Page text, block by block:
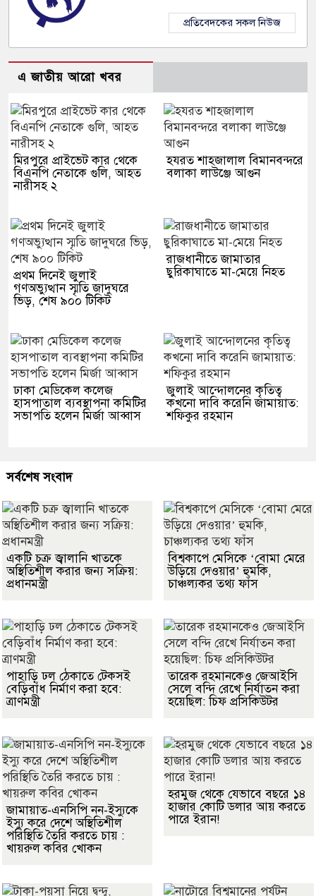
প্রতিবেদকের সকল নিউজ
এ জাতীয় আরো খবর
মিরপুরে প্রাইভেট কার থেকে
বিএনপি নেতাকে গুলি, আহত
নারীসহ ২
হযরত শাহজালাল বিমানবন্দরে
বলাকা লাউঞ্জে আগুন
প্রথম দিনেই জুলাই
গণঅভ্যুত্থান স্মৃতি জাদুঘরে
ভিড়, শেষ ৯০০ টিকিট
রাজধানীতে জামাতার
ছুরিকাঘাতে মা-মেয়ে নিহত
ঢাকা মেডিকেল কলেজ
হাসপাতাল ব্যবস্থাপনা কমিটির
সভাপতি হলেন মির্জা আব্বাস
জুলাই আন্দোলনের কৃতিত্ব
কখনো দাবি করেনি জামায়াত:
শফিকুর রহমান
সর্বশেষ সংবাদ
একটি চক্র জ্বালানি খাতকে
অস্থিতিশীল করার জন্য সক্রিয়:
প্রধানমন্ত্রী
বিশ্বকাপে মেসিকে ‘বোমা মেরে
উড়িয়ে দেওয়ার’ হুমকি,
চাঞ্চল্যকর তথ্য ফাঁস
পাহাড়ি ঢল ঠেকাতে টেকসই
বেড়িবাঁধ নির্মাণ করা হবে:
ত্রাণমন্ত্রী
তারেক রহমানকেও জেআইসি
সেলে বন্দি রেখে নির্যাতন করা
হয়েছিল: চিফ প্রসিকিউটর
জামায়াত-এনসিপি নন-ইস্যুকে
ইস্যু করে দেশে অস্থিতিশীল
পরিস্থিতি তৈরি করতে চায় :
খায়রুল কবির খোকন
হরমুজ থেকে যেভাবে বছরে ১৪
হাজার কোটি ডলার আয় করতে
পারে ইরান!